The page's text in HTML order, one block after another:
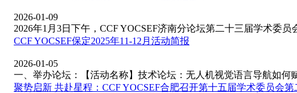
2026-01-09
2026年1月3日下午，CCF YOCSEF济南分论坛第二十三届学术委员
​CCF YOCSEF保定2025年11-12月活动简报
2026-01-05
一、举办论坛：【活动名称】技术论坛：无人机视觉语言导航如何
聚势启新 共赴星程：CCF YOCSEF合肥召开第十五届学术委员会第